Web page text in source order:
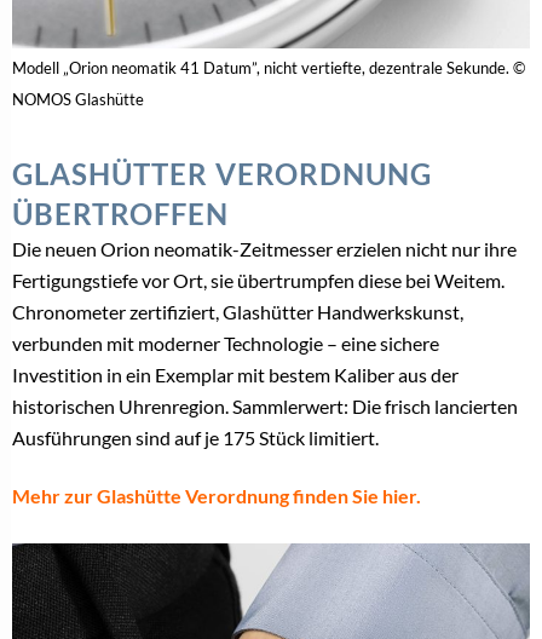
Modell „Orion neomatik 41 Datum”, nicht vertiefte, dezentrale Sekunde. ©
NOMOS Glashütte
GLASHÜTTER VERORDNUNG
ÜBERTROFFEN
Die neuen Orion neomatik-Zeitmesser erzielen nicht nur ihre
Fertigungstiefe vor Ort, sie übertrumpfen diese bei Weitem.
Chronometer zertifiziert, Glashütter Handwerkskunst,
verbunden mit moderner Technologie – eine sichere
Investition in ein Exemplar mit bestem Kaliber aus der
historischen Uhrenregion. Sammlerwert: Die frisch lancierten
Ausführungen sind auf je 175 Stück limitiert.
Mehr zur Glashütte Verordnung finden Sie hier.